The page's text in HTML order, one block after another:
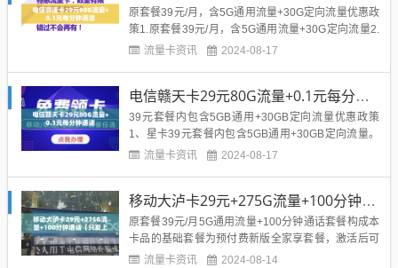
原套餐39元/月，含5G通用流量+30G定向流量优惠政
策1.原套餐39元/月，含5G通用流量+30G定向流量2.
每月额外赠送45G通用流量，有效期12个月。激活后
元4.激活当月享40元体验金，体验金...
流量卡资讯 2024-08-17
电信赣天卡29元80G流量+0.1元每分钟通话
39元套餐内包含5GB通用+30GB定向流量优惠政策
1、星卡39元套餐内包含5GB通用+30GB定向流量。
套餐激活后立即生效，当月套餐内流量按天折算，套
金立即到账，赠费120元次月起每月到账10元，...
流量卡资讯 2024-08-17
移动大泸卡29元+275G流量+100分钟通话【只发上海市内】
原套餐39元/月5G通用流量+100分钟通话套餐构成本
卡品的基础套餐为预付费新版全家享套餐，激活后可
自动获得（国内通用流量240GB和30GB任我嗨定向
流量卡资讯 2024-08-14